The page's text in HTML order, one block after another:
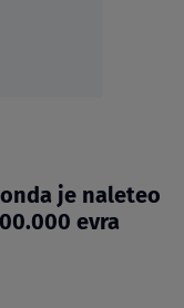
je naleteo
evra